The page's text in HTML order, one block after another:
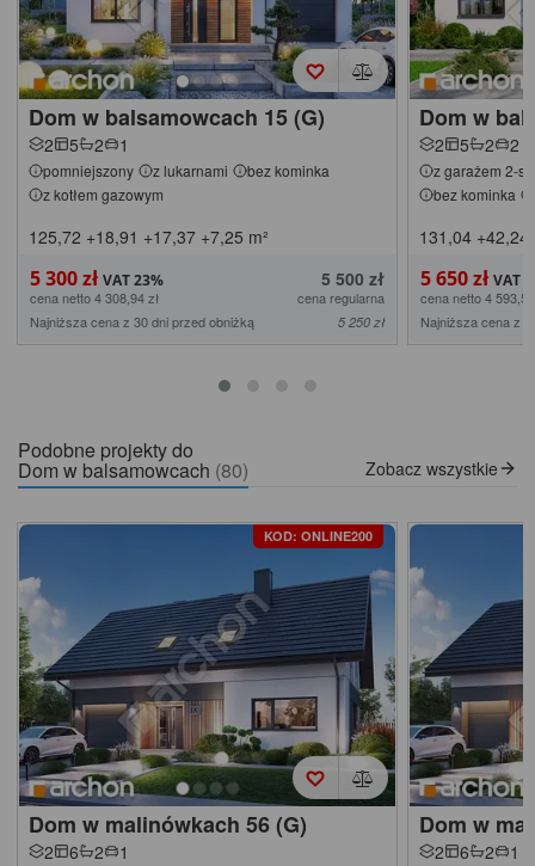
Dom w balsamowcach 15 (G)
2 5 2 1
pomniejszony z lukarnami
bez kominka
z kotłem gazowym
125,72 +18,91 +17,37 +7,25 m²
5 300 zł 5 500 zł
cena netto 4 308,94 zł
cena regularna
Najniższa cena z 30 dni przed obniżką
5 250 zł
Dom w
2 5 2 2
z garażem 2-
bez kominka
131,04 +42,24
5 650 zł
cena netto 4
Najniższa cena z
Podobne projekty do
Dom w balsamowcach (80) Zobacz wszystkie
KOD: ONLINE200
Dom w malinówkach 56 (G)
2 6 2
1
Dom w
2 6 2
1